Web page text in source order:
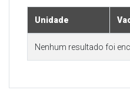
Unidade
Nenhum resultado foi